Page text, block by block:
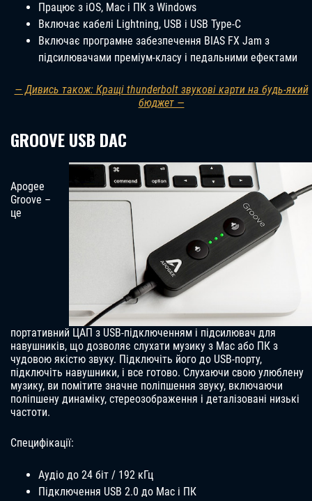
Працює з iOS, Mac і ПК з Windows
Включає кабелі Lightning, USB і USB Type-C
Включає програмне забезпечення BIAS FX Jam з
підсилювачами преміум-класу і педальними ефектами
— Дивись також: Кращі thunderbolt звукові карти на будь-який
бюджет —
GROOVE USB DAC
Apogee
Groove –
це
портативний ЦАП з USB-підключенням і підсилювач для
навушників, що дозволяє слухати музику з Mac або ПК з
чудовою якістю звуку. Підключіть його до USB-порту,
підключіть навушники, і все готово. Слухаючи свою улюблену
музику, ви помітите значне поліпшення звуку, включаючи
поліпшену динаміку, стереозображення і деталізовані низькі
частоти.
Специфікації:
Аудіо до 24 біт / 192 кГц
Підключення USB 2.0 до Mac і ПК